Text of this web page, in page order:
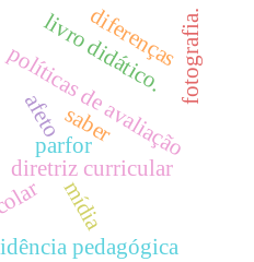
diretriz curricular
políticas de avaliação
saber
mídia
pedagógica
livro didático.
parfor
fotografia.
diferenças
afeto